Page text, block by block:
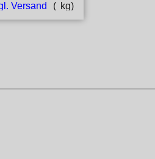
Versand kg